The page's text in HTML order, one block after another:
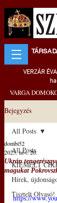
VERZÁR
VARGA
Bejegyzés
All Posts
KIEMELT
Hírek,
Tisztelt Olvasó!
All Posts
Ukrán
magukat
dombi52
2025. nov. 20.
https://